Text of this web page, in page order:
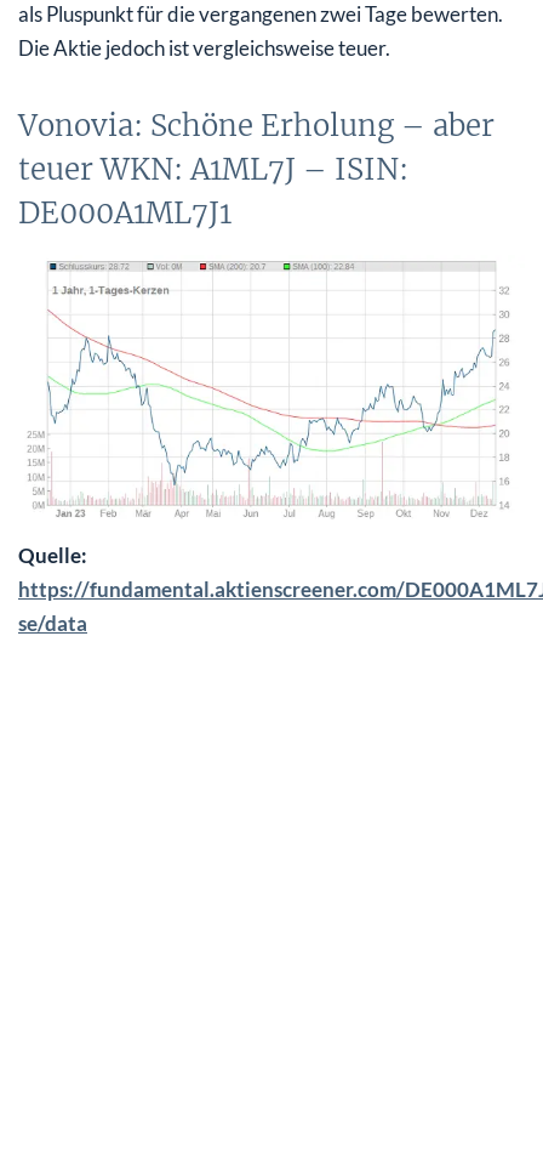
als Pluspunkt für die vergangenen zwei Tage bewerten.
Die Aktie jedoch ist vergleichsweise teuer.
Vonovia: Schöne Erholung – aber
teuer WKN: A1ML7J – ISIN:
DE000A1ML7J1
Quelle:
https://fundamental.aktienscreener.com/
se/data